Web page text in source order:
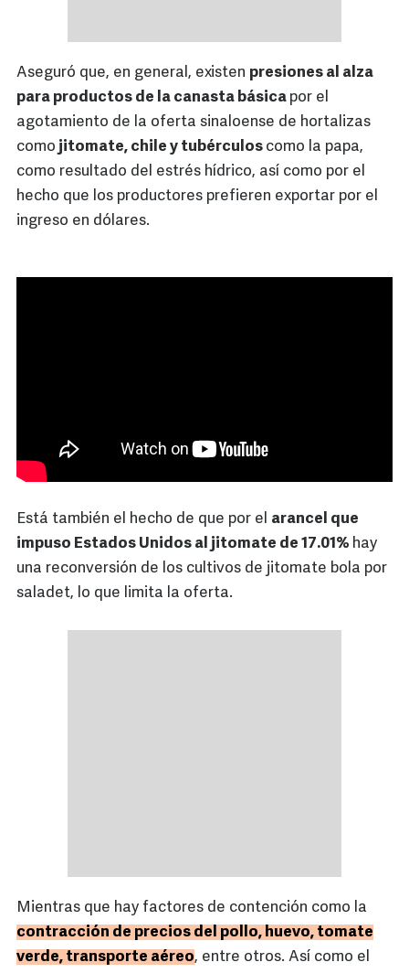
Aseguró que, en general, existen presiones al alza
para productos de la canasta básica por el
agotamiento de la oferta sinaloense de hortalizas
como jitomate, chile y tubérculos como la papa,
como resultado del estrés hídrico, así como por el
hecho que los productores prefieren exportar por el
ingreso en dólares.
Está también el hecho de que por el arancel que
impuso Estados Unidos al jitomate de 17.01% hay
una reconversión de los cultivos de jitomate bola por
saladet, lo que limita la oferta.
Mientras que hay factores de contención como la
contracción de precios del pollo, huevo, tomate
verde, transporte aéreo, entre otros. Así como el